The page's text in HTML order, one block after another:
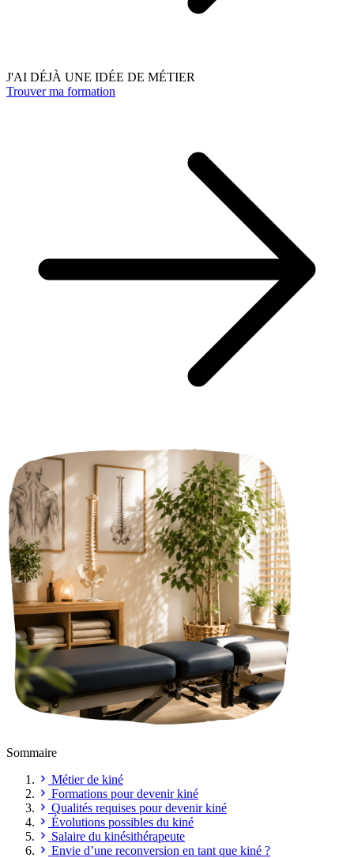
J'AI DÉJÀ UNE IDÉE DE MÉTIER
Trouver ma formation
Sommaire
Métier de kiné
Formations pour devenir kiné
Qualités requises pour devenir kiné
Évolutions possibles du kiné
Salaire du kinésithérapeute
Envie d’une reconversion en tant que kiné ?